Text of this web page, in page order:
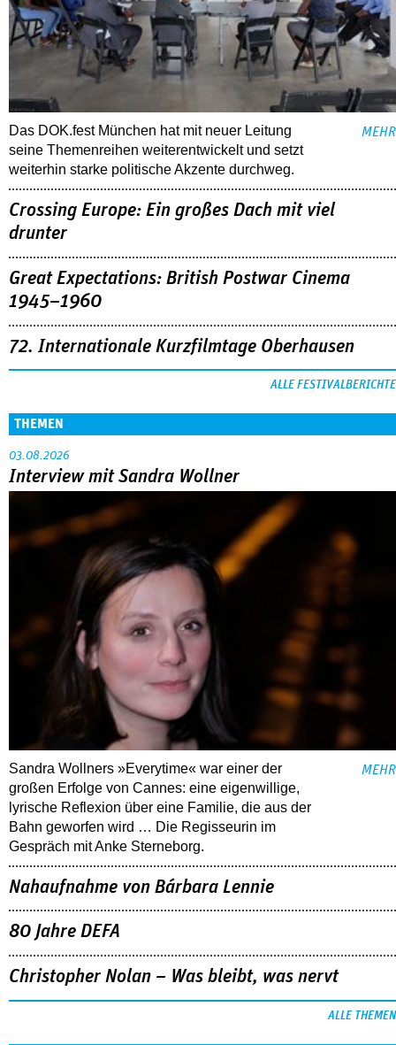
Das DOK.fest München hat mit neuer Leitung
seine Themenreihen weiterentwickelt und setzt
weiterhin starke politische Akzente durchweg.
MEHR
Crossing Europe: Ein großes Dach mit viel
drunter
Great Expectations: British Postwar Cinema
1945–1960
72. Internationale Kurzfilmtage Oberhausen
ALLE FESTIVALBERICHTE
THEMEN
03.08.2026
Interview mit Sandra Wollner
Sandra Wollners »Everytime« war einer der
großen Erfolge von Cannes: eine eigenwillige,
lyrische Reflexion über eine ­Familie, die aus der
Bahn geworfen wird … Die Regisseurin im
Gespräch mit Anke Sterneborg.
MEHR
Nahaufnahme von Bárbara Lennie
80 Jahre DEFA
Christopher Nolan – Was bleibt, was nervt
ALLE THEMEN